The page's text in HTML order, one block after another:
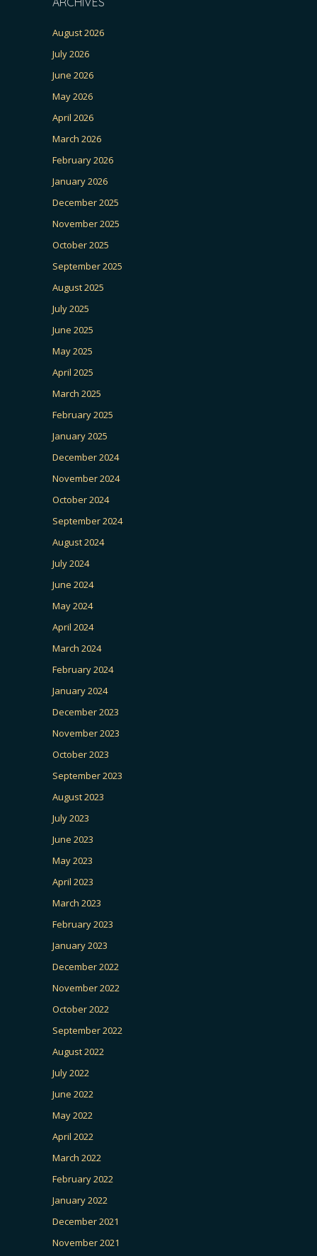
August 2026
July 2026
June 2026
May 2026
April 2026
March 2026
February 2026
January 2026
December 2025
November 2025
October 2025
September 2025
August 2025
July 2025
June 2025
May 2025
April 2025
March 2025
February 2025
January 2025
December 2024
November 2024
October 2024
September 2024
August 2024
July 2024
June 2024
May 2024
April 2024
March 2024
February 2024
January 2024
December 2023
November 2023
October 2023
September 2023
August 2023
July 2023
June 2023
May 2023
April 2023
March 2023
February 2023
January 2023
December 2022
November 2022
October 2022
September 2022
August 2022
July 2022
June 2022
May 2022
April 2022
March 2022
February 2022
January 2022
December 2021
November 2021